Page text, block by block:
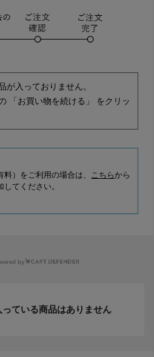
が入っておりません。
「お買い物を続ける」 をクリッ
料）をご利用の場合は、 こちらから
してください。
by
ている商品はありません